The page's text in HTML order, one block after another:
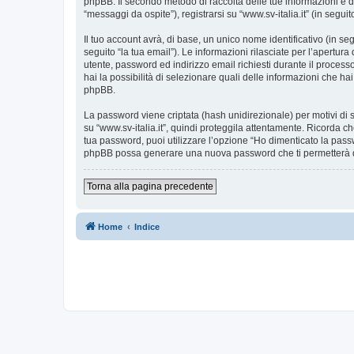
“messaggi da ospite”), registrarsi su “www.sv-italia.it” (in
Il tuo account avrà, di base, un unico nome identificativo (in
seguito “la tua email”). Le informazioni rilasciate per
utente, password ed indirizzo email richiesti durante il
hai la possibilità di selezionare quali delle informazioni che
phpBB.
La password viene criptata (hash unidirezionale) per motivi
su “www.sv-italia.it”, quindi proteggila attentamente. Ricorda
tua password, puoi utilizzare l’opzione “Ho dimenticato la
phpBB possa generare una nuova password che ti
Torna alla pagina precedente
Home Indice